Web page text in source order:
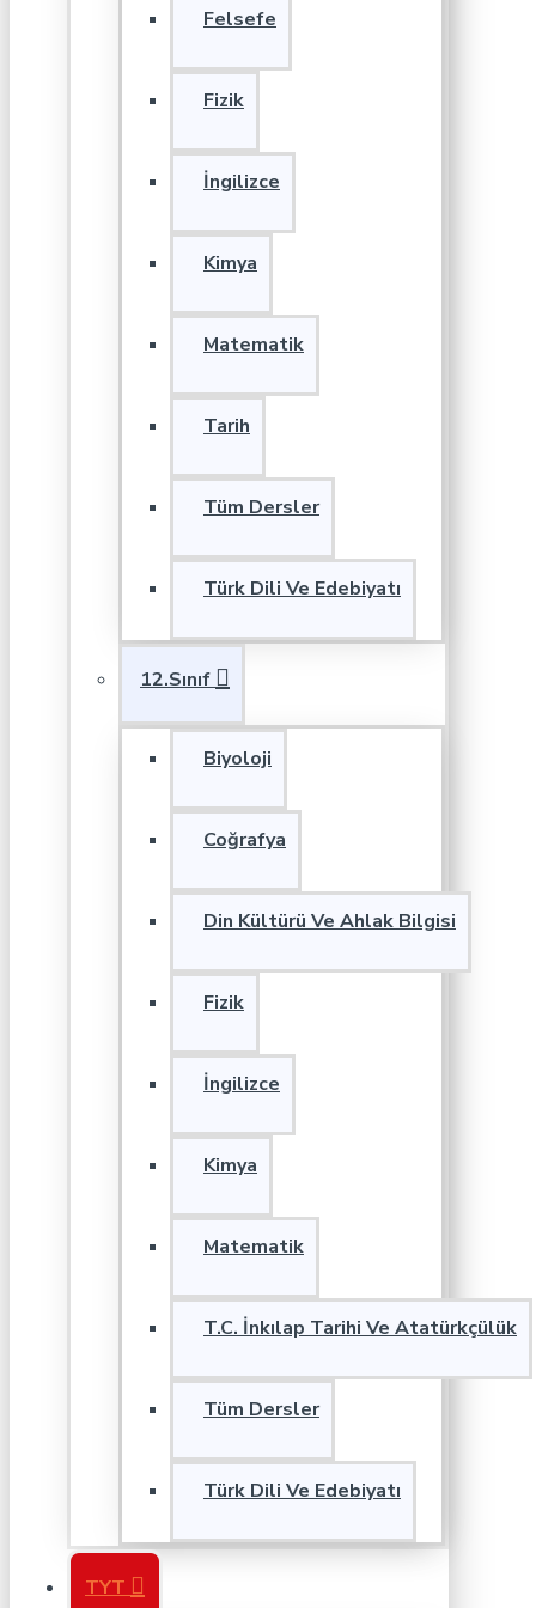
Felsefe
Fizik
İngilizce
Kimya
Matematik
Tarih
Tüm Dersler
Türk Dili Ve Edebiyatı
12.Sınıf
Biyoloji
Coğrafya
Din Kültürü Ve Ahlak Bilgisi
Fizik
İngilizce
Kimya
Matematik
T.C. İnkılap Tarihi Ve Atatürkçülük
Tüm Dersler
Türk Dili Ve Edebiyatı
TYT